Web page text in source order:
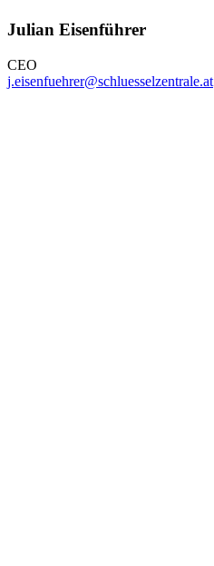
Julian Eisenführer
CEO
j.eisenfuehrer@schluesselzentrale.at